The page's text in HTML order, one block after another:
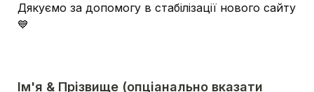
Дякуємо за допомогу в стабілізації нового сайту
💙
Ім'я & Прізвище (опціанально вказати